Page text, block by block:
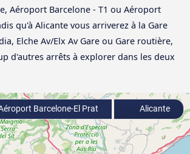
Aéroport Barcelone - T1 ou Aéroport
qu'à Alicante vous arriverez à la Gare
Elche Av/Elx Av Gare ou Gare routière,
d'autres arrêts à explorer dans les deux
Barcelone-El Prat Alicante